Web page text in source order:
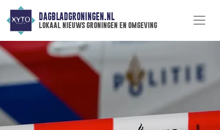
DAGBLADGRONINGEN.NL
lokaal nieuws groningen en omgeving